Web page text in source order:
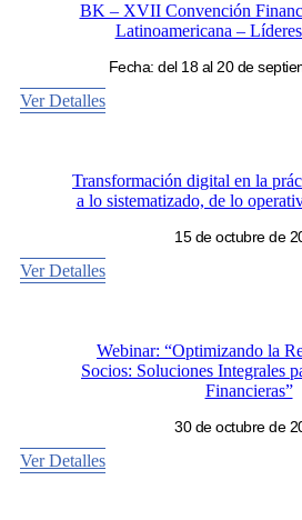
BK – XVII Convención
Latinoamericana –
Fecha: del 18 al 20 de
Ver Detalles
Transformación digital en la
a lo sistematizado, de lo
15 de octubre de
Ver Detalles
Webinar: “Optimizando la
Socios: Soluciones Integrales
Financieras”
30 de octubre de
Ver Detalles